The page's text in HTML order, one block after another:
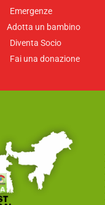
Emergenze
Adotta un bambino
Diventa Socio
Fai una donazione